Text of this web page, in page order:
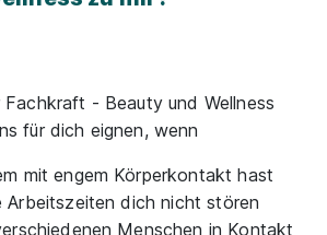
Fachkraft - Beauty und Wellness
für dich eignen, wenn
mit engem Körperkontakt hast
Arbeitszeiten dich nicht stören
Menschen in Kontakt